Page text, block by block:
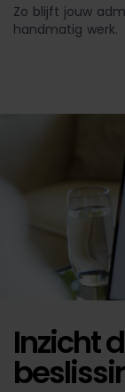
Zo blijft jouw
handmatig werk.
Inzicht